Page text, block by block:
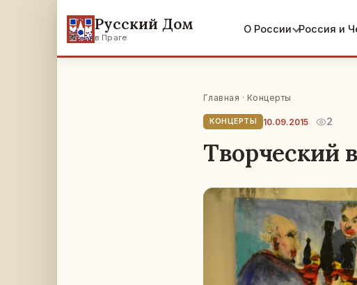
Русский Дом
в Праге
О России Россия и
Главная · Концерты
КОНЦЕРТЫ 10.09.2015 2
Творческий